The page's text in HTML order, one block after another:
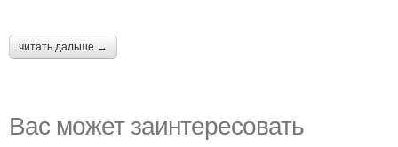
читать дальше →
Вас может заинтересовать